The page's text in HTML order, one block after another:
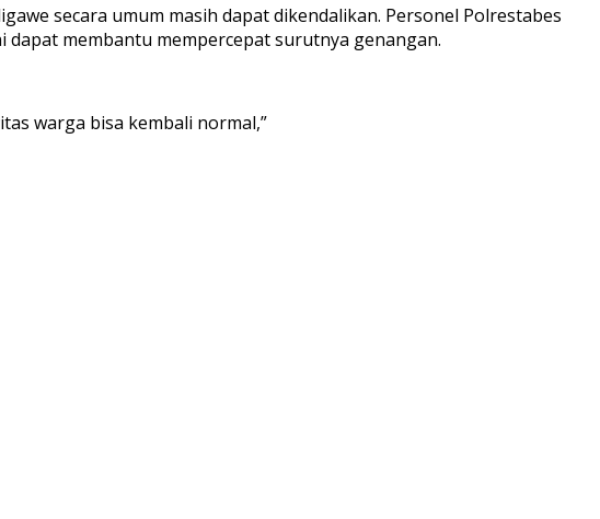
secara umum masih dapat dikendalikan. Personel Polrestabes
membantu mempercepat surutnya genangan.
warga bisa kembali normal,”